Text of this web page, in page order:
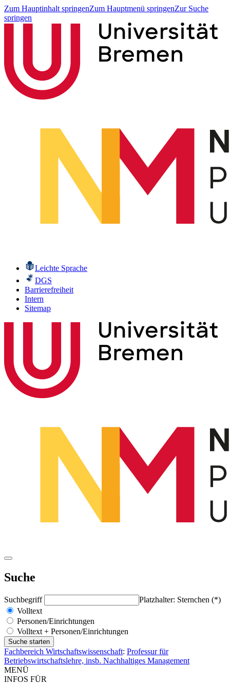
Zum Hauptinhalt springenZum Hauptmenü springenZur Suche
springen
Leichte Sprache
DGS
Barrierefreiheit
Intern
Sitemap
Suche
Suchbegriff
Platzhalter: Sternchen (*)
Volltext
Personen/Einrichtungen
Volltext + Personen/Einrichtungen
Fachbereich Wirtschaftswissenschaft: Professur für
Betriebswirtschaftslehre, insb. Nachhaltiges Management
MENÜ
INFOS FÜR